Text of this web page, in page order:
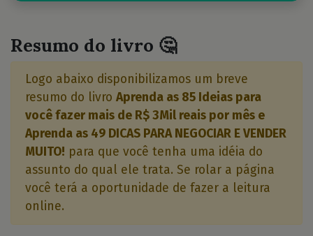
Resumo do livro 🤔
Logo abaixo disponibilizamos um breve
resumo do livro Aprenda as 85 Ideias para
você fazer mais de R$ 3Mil reais por mês e
Aprenda as 49 DICAS PARA NEGOCIAR E VENDER
MUITO! para que você tenha uma idéia do
assunto do qual ele trata. Se rolar a página
você terá a oportunidade de fazer a leitura
online.